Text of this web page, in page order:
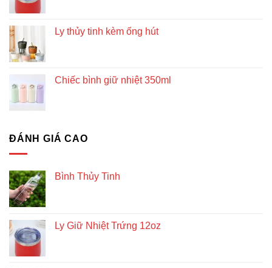
Ly thủy tinh kèm ống hút
Chiếc bình giữ nhiệt 350ml
ĐÁNH GIÁ CAO
Bình Thủy Tinh
Ly Giữ Nhiệt Trứng 12oz